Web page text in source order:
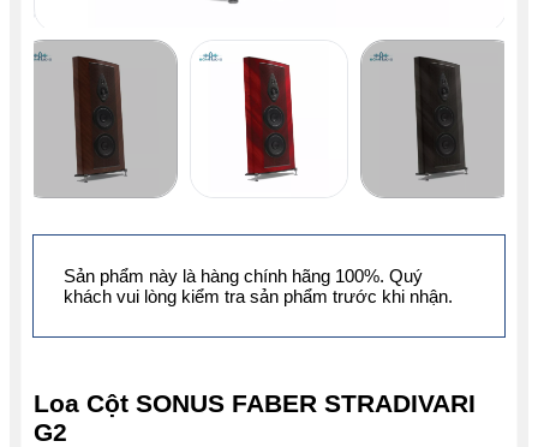
Loa Cột SONUS FABER STRADIVARI
G2
Sản phẩm này là hàng chính hãng 100%. Quý
khách vui lòng kiểm tra sản phẩm trước khi nhận.